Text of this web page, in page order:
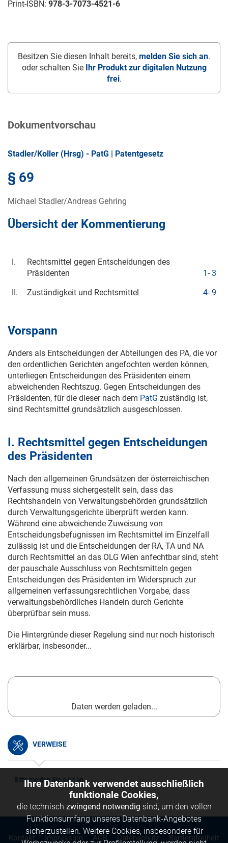
Print-ISBN: 978-3-7073-4521-6
Besitzen Sie diesen Inhalt bereits, melden Sie sich an.
oder schalten Sie
Ihr Produkt zur digitalen Nutzung
frei.
Dokumentvorschau
Stadler/Koller (Hrsg) - PatG | Patentgesetz
§ 69
Michael Stadler/Andreas Gehring
Übersicht der Kommentierung
I.
Rechtsmittel gegen Entscheidungen des
Präsidenten
1 - 3
II.
Zuständigkeit und Rechtsmittel 4- 9
Vorspann
Anders als Entscheidungen der Abteilungen des PA, die vor
den ordentlichen Gerichten angefochten werden können,
unterliegen Entscheidungen des Präsidenten einem
abweichenden Rechtszug. Gegen Entscheidungen des
Präsidenten, für die dieser nach dem PatG zuständig ist,
sind Rechtsmittel grundsätzlich ausgeschlossen.
I. Rechtsmittel gegen Entscheidungen
des Präsidenten
Nach den allgemeinen Grundsätzen der österreichischen
Verfassung muss sichergestellt sein, dass das
Rechtshandeln von Verwaltungsbehörden grundsätzlich
durch Verwaltungsgerichte überprüft werden kann.
Während eine abweichende Zuweisung von
Entscheidungsbefugnissen im Rechtsmittel im Einzelfall
zulässig ist und die Entscheidungen der RA, TA und NA
durch Rechtsmittel an das OLG Wien anfechtbar sind, steht
der pauschale Ausschluss von Rechtsmitteln gegen
Entscheidungen des Präsidenten im Widerspruch zur
allgemeinen verfassungsrechtlichen Vorgabe, dass
verwaltungsbehördliches Handeln durch Gerichte
überprüfbar sein muss.
Die Hintergründe dieser Regelung sind nur noch historisch
erklärbar, insbesonder...
Daten werden geladen...
VERWEISE
Bitte melden Sie sich an.
Kontakt Impressum AGB Datenschutz Barrierefreiheit
Ihre Datenbank verwendet ausschließlich
funktionale Cookies,
die technisch zwingend notwendig sind, um den vollen
Funktionsumfang unseres Datenbank-Angebotes
sicherzustellen. Weitere Cookies, insbesondere für